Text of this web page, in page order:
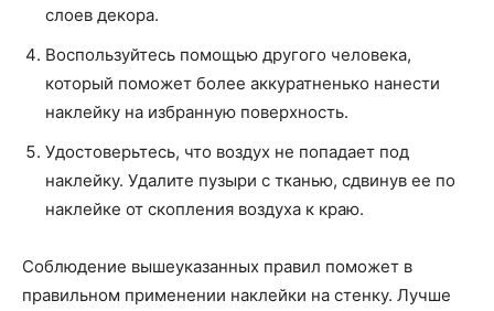
слоев декора.
Воспользуйтесь помощью другого человека,
который поможет более аккуратненько нанести
наклейку на избранную поверхность.
Удостоверьтесь, что воздух не попадает под
наклейку. Удалите пузыри с тканью, сдвинув ее по
наклейке от скопления воздуха к краю.
Соблюдение вышеуказанных правил поможет в
правильном применении наклейки на стенку. Лучше